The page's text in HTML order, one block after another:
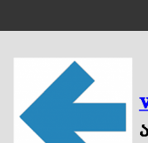
to
content